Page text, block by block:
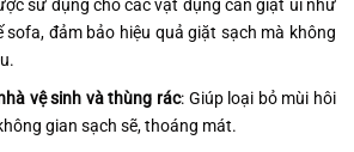
sử dụng cho các vật dụng cần giặt ủi như
sofa, đảm bảo hiệu quả giặt sạch mà không
vệ sinh và thùng rác: Giúp loại bỏ mùi hôi
gian sạch sẽ, thoáng mát.